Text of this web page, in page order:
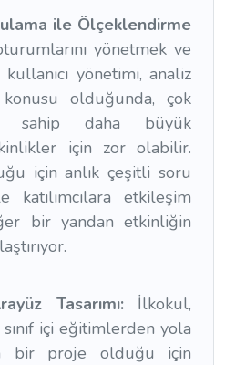
ile Ölçeklendirme
yönetmek ve
yönetimi, analiz
olduğunda, çok
sahip daha büyük
için zor olabilir.
için anlık çeşitli soru
etkileşim
bir yandan etkinliğin
Tasarımı:İlkokul,
içi eğitimlerden yola
bir proje olduğu için